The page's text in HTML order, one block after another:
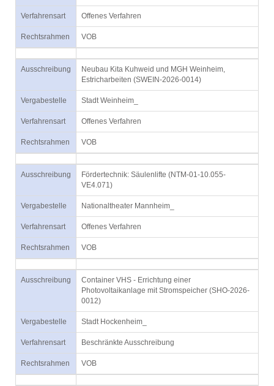
Verfahrensart Offenes Verfahren
Rechtsrahmen VOB
Ausschreibung
Neubau Kita Kuhweid und MGH Weinheim,
Estricharbeiten (SWEIN-2026-0014)
Vergabestelle Stadt Weinheim_
Verfahrensart Offenes Verfahren
Rechtsrahmen VOB
Ausschreibung
Fördertechnik: Säulenlifte (NTM-01-10.055-
VE4.071)
Vergabestelle Nationaltheater Mannheim_
Verfahrensart Offenes Verfahren
Rechtsrahmen VOB
Ausschreibung
Container VHS - Errichtung einer
Photovoltaikanlage mit Stromspeicher (SHO-2026-
0012)
Vergabestelle Stadt Hockenheim_
Verfahrensart Beschränkte Ausschreibung
Rechtsrahmen VOB